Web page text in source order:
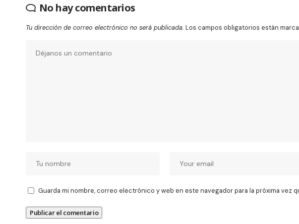
No hay comentarios
Tu dirección de correo electrónico no será publicada. Los campos obligatorios están
Guarda mi nombre, correo electrónico y web en este navegador para la próxima vez